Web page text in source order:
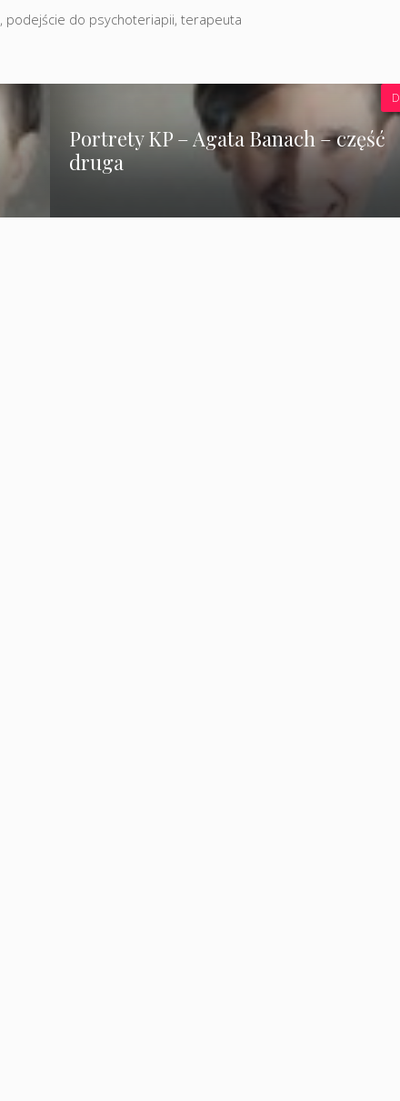
, podejście do psychoteriapii,terapeuta
Portrety KP – Agata Banach – część
druga